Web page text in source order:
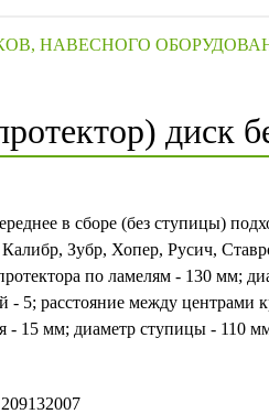
НАВЕСНОГО
диск
в сборе (без ступицы)
Калибр, Зубр, Хопер, Русич,
по ламелям - 130 мм;
- 5; расстояние между
- 15 мм; диаметр ступицы - 110
209132007